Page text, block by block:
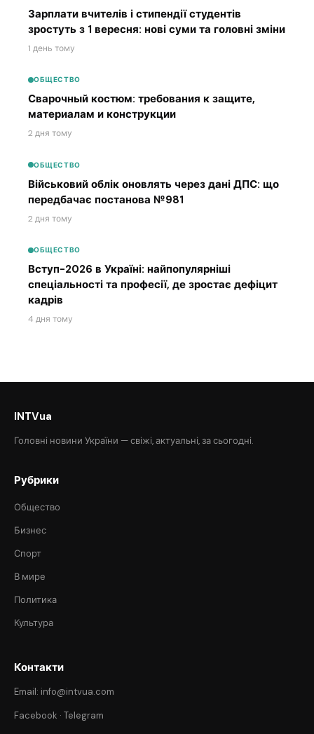
Зарплати вчителів і стипендії студентів
зростуть з 1 вересня: нові суми та головні зміни
1 день тому
ОБЩЕСТВО
Сварочный костюм: требования к защите,
материалам и конструкции
2 дня тому
ОБЩЕСТВО
Військовий облік оновлять через дані ДПС: що
передбачає постанова №981
2 дня тому
ОБЩЕСТВО
Вступ-2026 в Україні: найпопулярніші
спеціальності та професії, де зростає дефіцит
кадрів
4 дня тому
INTVua
Головні новини України — свіжі, актуальні, за сьогодні.
Рубрики
Общество
Бизнес
Спорт
В мире
Политика
Культура
Контакти
Email: info@intvua.com
Facebook · Telegram